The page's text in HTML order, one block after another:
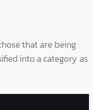
that are being
into a category as